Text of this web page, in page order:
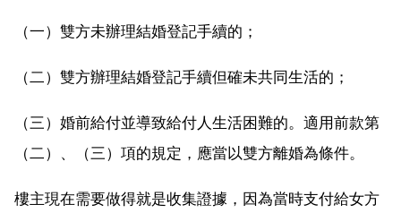
（一）雙方未辦理結婚登記手續的；
（二）雙方辦理結婚登記手續但確未共同生活的；
（三）婚前給付並導致給付人生活困難的。適用前款第
（二）、（三）項的規定，應當以雙方離婚為條件。
樓主現在需要做得就是收集證據，因為當時支付給女方